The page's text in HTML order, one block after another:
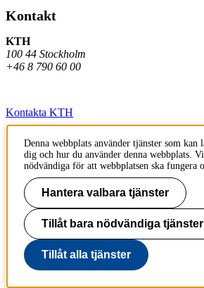
Kontakt
KTH
100 44 Stockholm
+46 8 790 60 00
Kontakta KTH
Jobba på KTH
Press och media
Faktura och betalning KTH
Om KTH:s webbplatser
Tillgänglighetsredogörelse
Denna webbplats använder tjänster som
dig och hur du använder denna webbplats.
nödvändiga för att webbplatsen ska fungera
Hantera valbara tjänster
Tillåt bara nödvändiga tjänster
Tillåt alla tjänster